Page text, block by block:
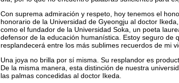
Con suprema admiración y respeto, hoy tenemos el
honorario de la Universidad de Gyeongju al doctor
como el fundador de la Universidad Soka, un poeta
defensor de la educación humanística. Estoy seguro de
resplandecerá entre los más sublimes recuerdos de mi
Una joya no brilla por sí misma. Su resplandor es
De la misma manera, esta distinción de nuestra
las palmas concedidas al doctor Ikeda.